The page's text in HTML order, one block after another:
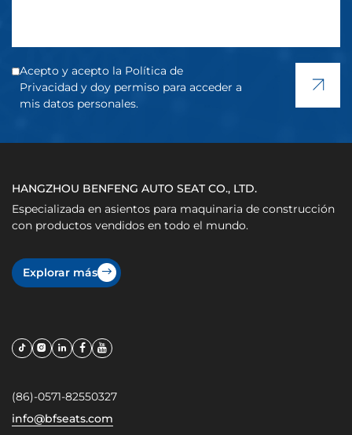
Acepto y acepto la Política de
Privacidad y doy permiso para acceder a
mis datos personales.
HANGZHOU BENFENG AUTO SEAT CO., LTD.
Especializada en asientos para maquinaria de construcción
con productos vendidos en todo el mundo.
Explorar más
(86)-0571-82550327
info@bfseats.com